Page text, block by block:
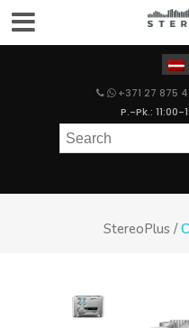
+371 27 875
P.-Pk.:
StereoPlus /